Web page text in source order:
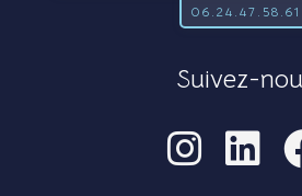
06.24.47.58.61
Suivez-